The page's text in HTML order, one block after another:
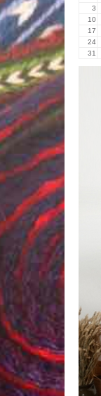
3
10
17
24
31